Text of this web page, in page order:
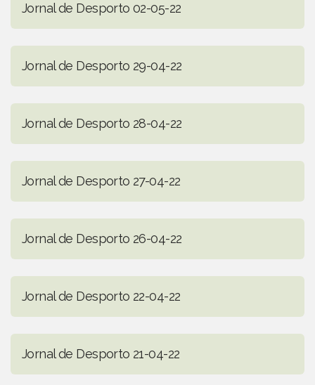
Jornal de Desporto 02-05-22
Jornal de Desporto 29-04-22
Jornal de Desporto 28-04-22
Jornal de Desporto 27-04-22
Jornal de Desporto 26-04-22
Jornal de Desporto 22-04-22
Jornal de Desporto 21-04-22